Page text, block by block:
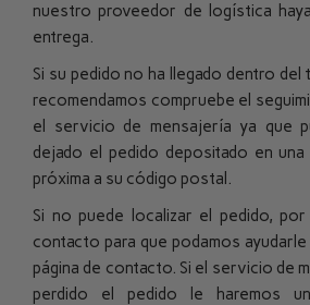
nuestro proveedor de logística
entrega.
Si su pedido no ha llegado dentro del
recomendamos compruebe el
el servicio de mensajería ya que
dejado el pedido depositado en
próxima a su código postal.
Si no puede localizar el pedido,
contacto para que podamos
página de contacto. Si el servicio de
perdido el pedido le haremos